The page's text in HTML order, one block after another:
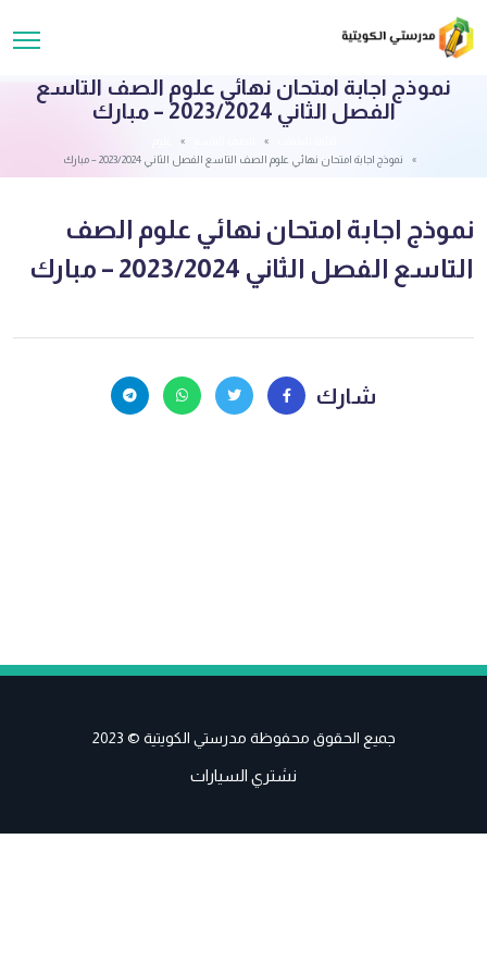
نموذج اجابة امتحان نهائي علوم الصف التاسع
الفصل الثاني 2023/2024 – مبارك
نموذج اجابة امتحان نهائي علوم الصف التاسع الفصل الثاني 2023/2024 – مبارك
نموذج اجابة امتحان نهائي علوم الصف
التاسع الفصل الثاني 2023/2024 – مبارك
شارك
جميع الحقوق محفوظة مدرستي الكويتية © 2023
نشتري السيارات